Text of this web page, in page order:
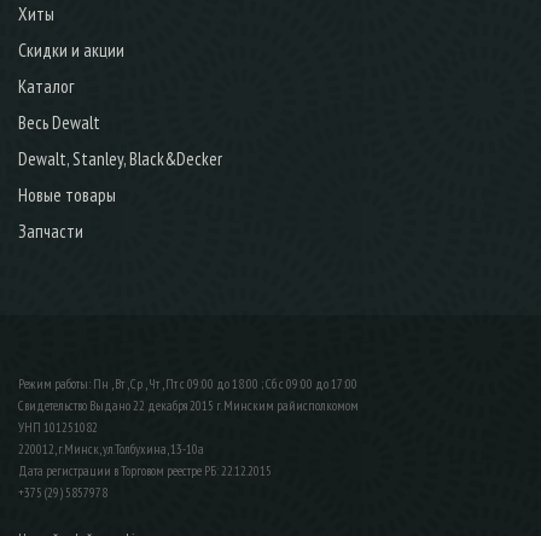
Хиты
Скидки и акции
Каталог
Весь Dewalt
Dewalt, Stanley, Black&Decker
Новые товары
Запчасти
Режим работы: Пн , Вт , Ср , Чт , Пт c 09:00 до 18:00 ; Сб c 09:00 до 17:00
Свидетельство Выдано 22 декабря 2015 г. Минским райисполкомом
УНП 101251082
220012, г.Минск, ул.Толбухина, 13-10а
Дата регистрации в Торговом реестре РБ: 22.12.2015
+375 (29) 5857978